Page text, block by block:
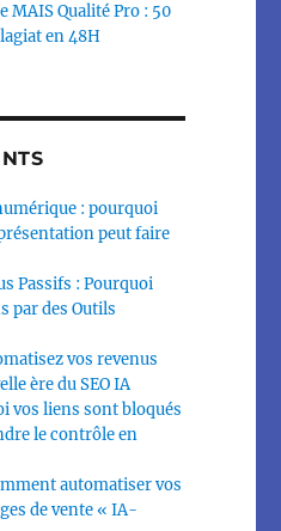
MAIS Qualité Pro : 50
en 48H
: pourquoi
peut faire
Passifs : Pourquoi
par des Outils
vos revenus
ère du SEO IA
vos liens sont bloqués
le contrôle en
automatiser vos
de vente « IA-